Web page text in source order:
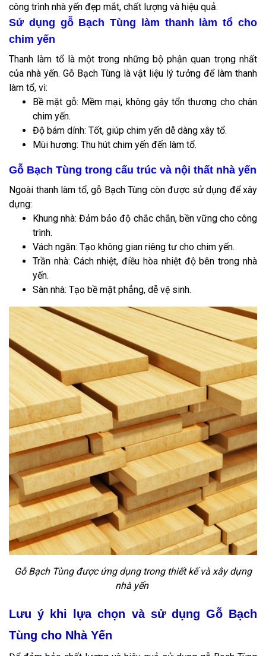
công trình nhà yến đẹp mắt, chất lượng và hiệu quả.
Sử dụng gỗ Bạch Tùng làm thanh làm tổ cho
chim yến
Thanh làm tổ là một trong những bộ phận quan trọng nhất
của nhà yến. Gỗ Bạch Tùng là vật liệu lý tưởng để làm thanh
làm tổ, vì:
Bề mặt gỗ: Mềm mại, không gây tổn thương cho chân
chim yến.
Độ bám dính: Tốt, giúp chim yến dễ dàng xây tổ.
Mùi hương: Thu hút chim yến đến làm tổ.
Gỗ Bạch Tùng trong cấu trúc và nội thất nhà yến
Ngoài thanh làm tổ, gỗ Bạch Tùng còn được sử dụng để xây
dựng:
Khung nhà: Đảm bảo độ chắc chắn, bền vững cho công
trình.
Vách ngăn: Tạo không gian riêng tư cho chim yến.
Trần nhà: Cách nhiệt, điều hòa nhiệt độ bên trong nhà
yến.
Sàn nhà: Tạo bề mặt phẳng, dễ vệ sinh.
Gỗ Bạch Tùng được ứng dụng trong thiết kế và xây dựng
nhà yến
Lưu ý khi lựa chọn và sử dụng Gỗ Bạch
Tùng cho Nhà Yến